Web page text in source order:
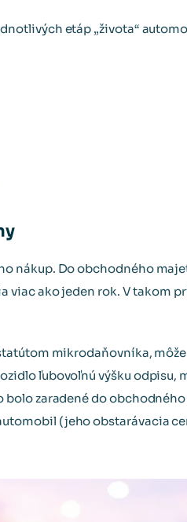
etáp „života“
nákup. Do obchodného
viac ako jeden rok. V takom
mikrodaňovníka,
ľubovoľnú výšku odpisu,
zaradené do
(jeho obstarávacia